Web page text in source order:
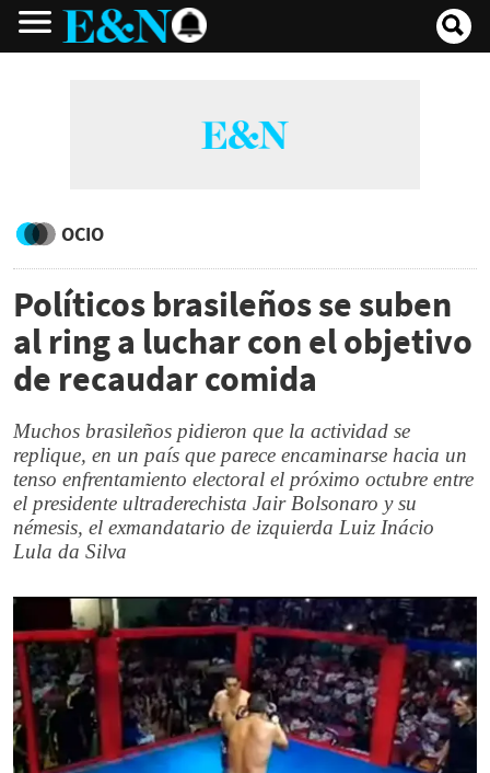
OCIO
Políticos brasileños se suben
al ring a luchar con el objetivo
de recaudar comida
Muchos brasileños pidieron que la actividad se
replique, en un país que parece encaminarse hacia un
tenso enfrentamiento electoral el próximo octubre entre
el presidente ultraderechista Jair Bolsonaro y su
némesis, el exmandatario de izquierda Luiz Inácio
Lula da Silva